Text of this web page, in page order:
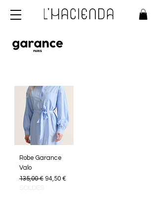
Robe Garance
Valo
Prix original
135,00 € Prix promotionnel
94,50 €
SOLDES